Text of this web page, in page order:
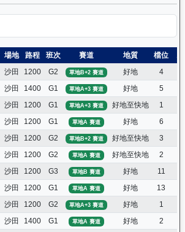
場地 路程 班次 賽道 地質 檔位
沙田 1200 G2 草地B+2 賽道 好地 4
沙田 1400 G1 草地A+3 賽道 好地 5
沙田 1200 G1 草地A+3 賽道 好地至快地 1
沙田 1200 G1 草地A 賽道 好地 6
沙田 1200 G2 草地B+2 賽道 好地至快地 3
沙田 1200 G2 草地A 賽道 好地至快地 2
沙田 1200 G3 草地B 賽道 好地 11
沙田 1200 G1 草地A 賽道 好地 13
沙田 1200 G2 草地A+3 賽道 好地 1
沙田 1400 G1 草地A 賽道 好地 2